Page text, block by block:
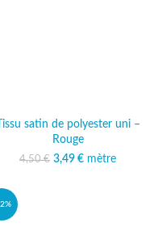
Tissu satin de polyester uni –
Rouge
4,50€ Le prix initial était :
3,49 € Le prix actuel
mètre